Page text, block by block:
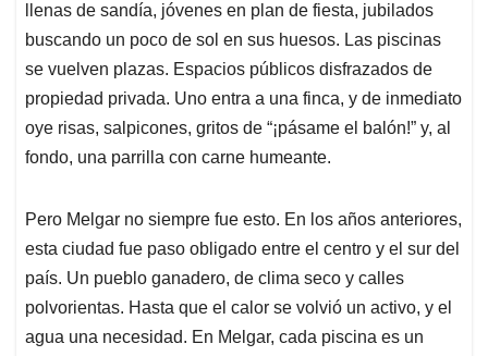
llenas de sandía, jóvenes en plan de fiesta, jubilados
buscando un poco de sol en sus huesos. Las piscinas
se vuelven plazas. Espacios públicos disfrazados de
propiedad privada. Uno entra a una finca, y de inmediato
oye risas, salpicones, gritos de “¡pásame el balón!” y, al
fondo, una parrilla con carne humeante.
Pero Melgar no siempre fue esto. En los años anteriores,
esta ciudad fue paso obligado entre el centro y el sur del
país. Un pueblo ganadero, de clima seco y calles
polvorientas. Hasta que el calor se volvió un activo, y el
agua una necesidad. En Melgar, cada piscina es un